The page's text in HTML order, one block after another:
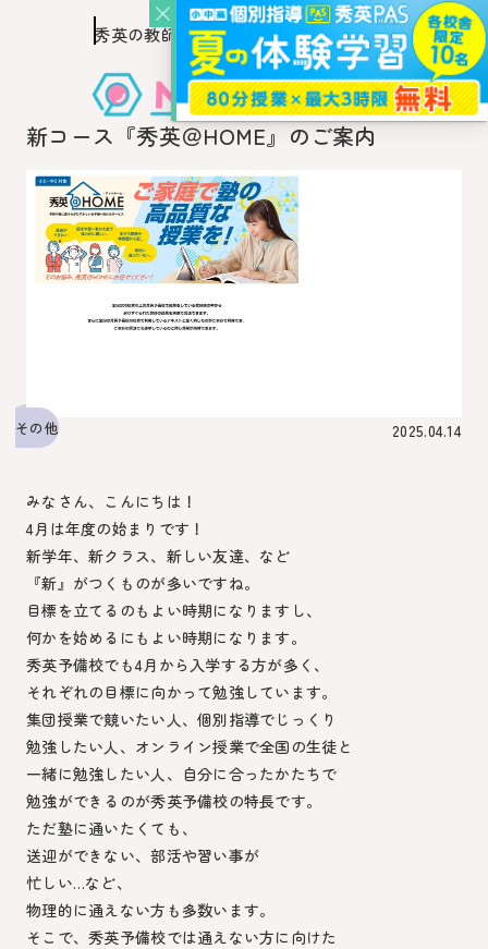
このページの本文へ移動
秀英の教師を知り、
秀英の教師から教わるウェブ・メディア
新コース『秀英＠HOME』のご案内
その他 2025.04.14
みなさん、こんにちは！
4月は年度の始まりです！
新学年、新クラス、新しい友達、など
『新』がつくものが多いですね。
目標を立てるのもよい時期になりますし、
何かを始めるにもよい時期になります。
秀英予備校でも4月から入学する方が多く、
それぞれの目標に向かって勉強しています。
集団授業で競いたい人、個別指導でじっくり
勉強したい人、オンライン授業で全国の生徒と
一緒に勉強したい人、自分に合ったかたちで
勉強ができるのが秀英予備校の特長です。
ただ塾に通いたくても、
送迎ができない、部活や習い事が
忙しい…など、
物理的に通えない方も多数います。
そこで、秀英予備校では通えない方に向けた